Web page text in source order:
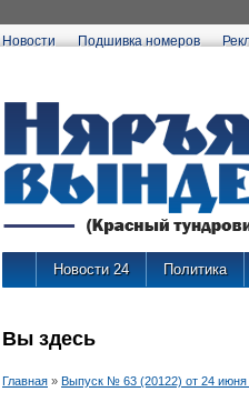
Новости Подшивка номеров
Новости 24 Политика
Вы здесь
Главная » Выпуск № 63 (20122) от 24 июня